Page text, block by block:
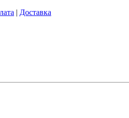
| Доставка